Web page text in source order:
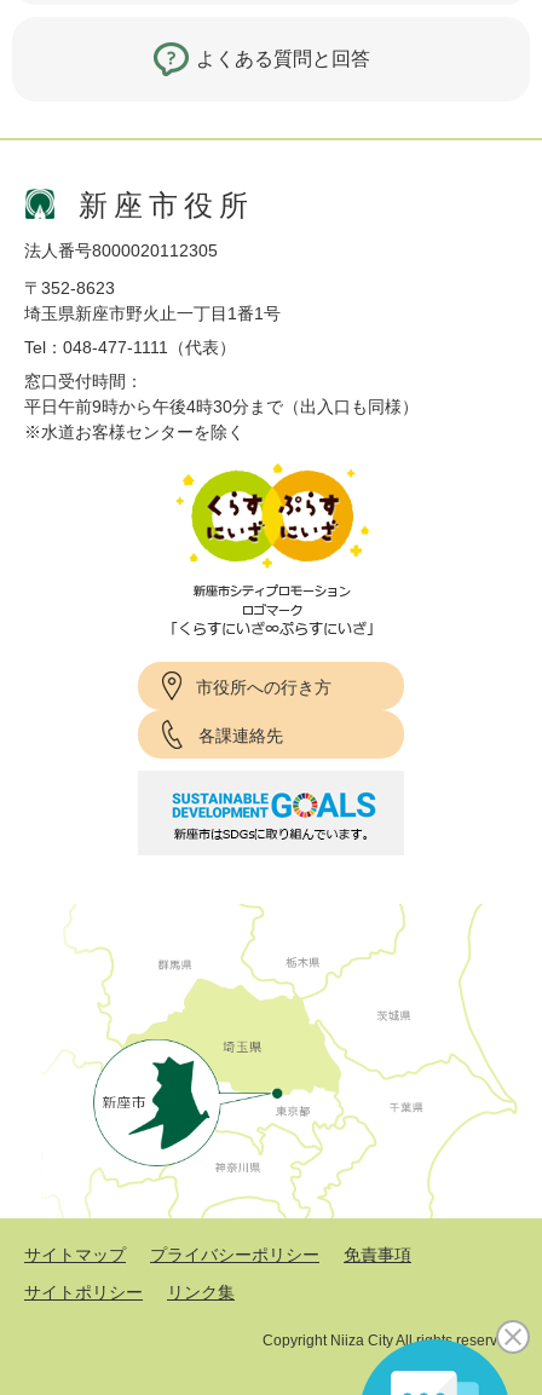
よくある質問と回答
新座市役所
法人番号8000020112305
〒352-8623
埼玉県新座市野火止一丁目1番1号
Tel：048-477-1111（代表）
窓口受付時間：
平日午前9時から午後4時30分まで（出入口も同様）
※水道お客様センターを除く
市役所への行き方
各課連絡先
サイトマップ プライバシーポリシー
免責事項
サイトポリシー
リンク集
Copyright Niiza City All rights reserved.